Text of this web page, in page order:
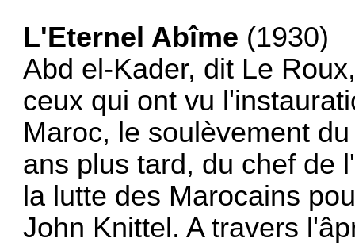
L'Eternel Abîme (1930)
Abd el-Kader, dit Le
ceux qui ont vu
Maroc, le soulèvement
ans plus tard, du chef de
la lutte des Marocains
John Knittel. A travers